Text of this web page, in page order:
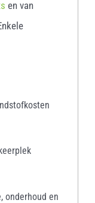
en van
onderhoud en